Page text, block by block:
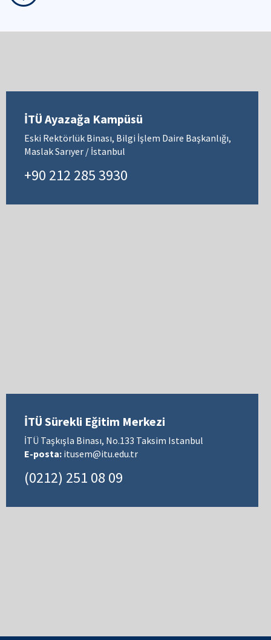
İTÜ Ayazağa Kampüsü
Eski Rektörlük Binası, Bilgi İşlem Daire Başkanlığı,
Maslak Sarıyer / İstanbul
+90 212 285 3930
İTÜ Sürekli Eğitim Merkezi
İTÜ Taşkışla Binası, No.133 Taksim Istanbul
E-posta: itusem@itu.edu.tr
(0212) 251 08 09